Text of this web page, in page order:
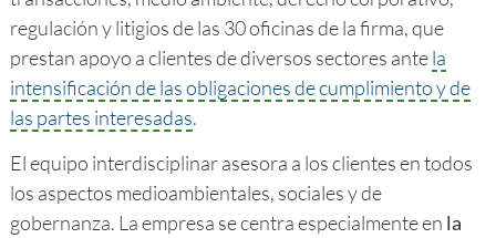
regulación y litigios de las 30 oficinas de la firma, que
prestan apoyo a clientes de diversos sectores antela
intensificación de las obligaciones de cumplimiento y de
las partes interesadas.
El equipo interdisciplinar asesora a los clientes en todos
los aspectos medioambientales, sociales y de
gobernanza. La empresa se centra especialmente en la